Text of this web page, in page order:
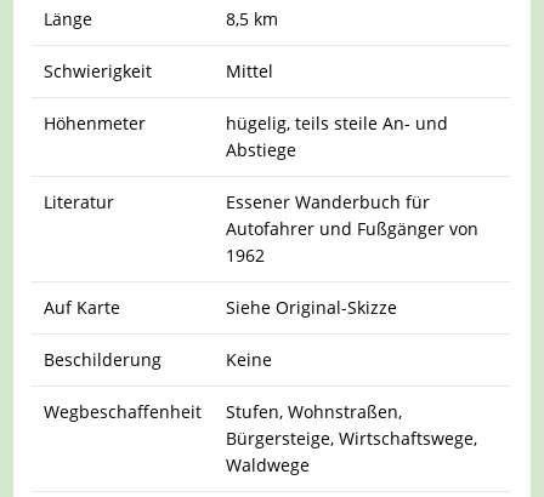
Länge 8,5 km
Schwierigkeit Mittel
Höhenmeter
hügelig, teils steile An- und
Abstiege
Literatur
Essener Wanderbuch für
Autofahrer und Fußgänger von
1962
Auf Karte Siehe Original-Skizze
Beschilderung Keine
Wegbeschaffenheit
Stufen, Wohnstraßen,
Bürgersteige, Wirtschaftswege,
Waldwege